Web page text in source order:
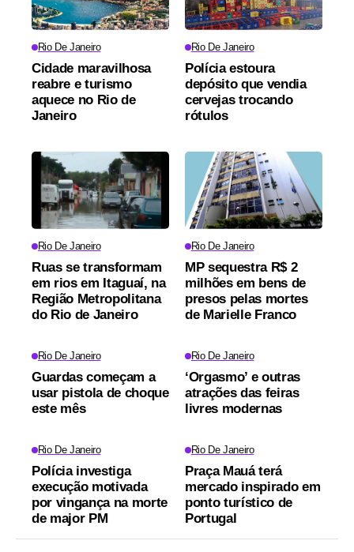
Rio De Janeiro
Cidade maravilhosa
reabre e turismo
aquece no Rio de
Janeiro
Rio De Janeiro
Polícia estoura
depósito que vendia
cervejas trocando
rótulos
Rio De Janeiro
Ruas se transformam
em rios em Itaguaí, na
Região Metropolitana
do Rio de Janeiro
Rio De Janeiro
MP sequestra R$ 2
milhões em bens de
presos pelas mortes
de Marielle Franco
Rio De Janeiro
Guardas começam a
usar pistola de choque
este mês
Rio De Janeiro
‘Orgasmo’ e outras
atrações das feiras
livres modernas
Rio De Janeiro
Polícia investiga
execução motivada
por vingança na morte
de major PM
Rio De Janeiro
Praça Mauá terá
mercado inspirado em
ponto turístico de
Portugal